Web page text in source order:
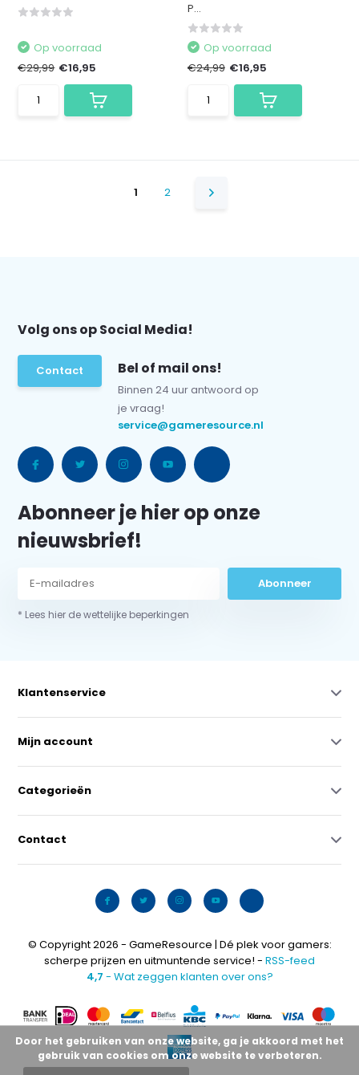
Op voorraad
€29,99 €16,95
P...
Op voorraad
€24,99 €16,95
1 2
Volg ons op Social Media!
Contact Bel of mail ons!
Binnen 24 uur antwoord op
je vraag!
service@gameresource.nl
Abonneer je hier op onze
nieuwsbrief!
Abonneer
* Lees hier de wettelijke beperkingen
Klantenservice
Mijn account
Categorieën
Contact
© Copyright 2026 - GameResource | Dé plek voor gamers:
scherpe prijzen en uitmuntende service! - RSS-feed
4,7 - Wat zeggen klanten over ons?
Door het gebruiken van onze website, ga je akkoord met het
gebruik van cookies om onze website te verbeteren.